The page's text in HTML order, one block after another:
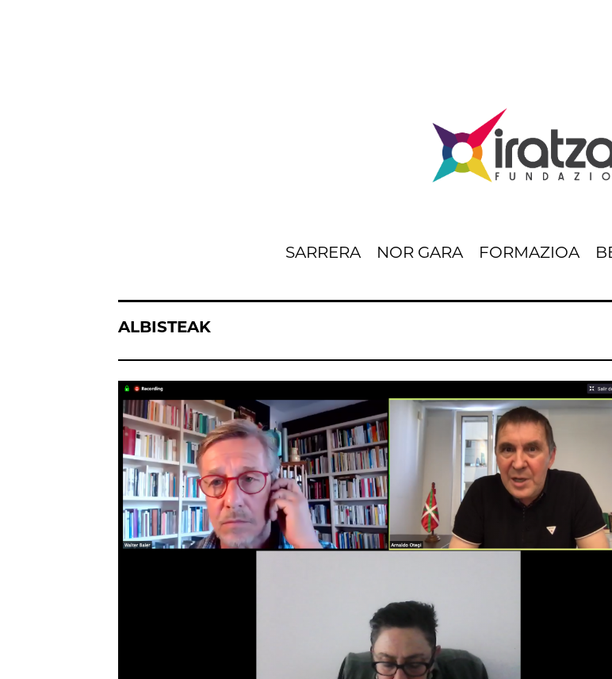
SARRERA NOR GARA FORMAZIOA
ALBISTEAK